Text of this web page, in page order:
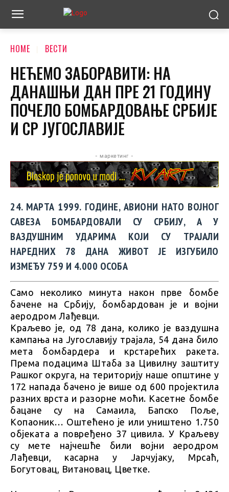
HOME ВЕСТИ
НЕЋЕМО ЗАБОРАВИТИ: НА
ДАНАШЊИ ДАН ПРЕ 21 ГОДИНУ
ПОЧЕЛО БОМБАРДОВАЊЕ СРБИЈЕ
И СР ЈУГОСЛАВИЈЕ
- маркетинг -
24. МАРТА 1999. ГОДИНЕ, АВИОНИ НАТО ВОЈНОГ
САВЕЗА БОМБАРДОВАЛИ СУ СРБИЈУ, А У
ВАЗДУШНИМ УДАРИМА КОЈИ СУ ТРАЈАЛИ
НАРЕДНИХ 78 ДАНА ЖИВОТ ЈЕ ИЗГУБИЛО
ИЗМЕЂУ 759 И 4.000 ОСОБА
Само неколико минута након прве бомбе
бачене на Србију, бомбардован је и војни
аеродром Лађевци.
Краљево је, од 78 дана, колико је ваздушна
кампања на Југославију трајала, 54 дана било
мета бомбардера и крстарећих ракета.
Према подацима Штаба за Цивилну заштиту
Рашког округа, на територију наше општине у
172 напада бачено је више од 600 пројектила
разних врста и разорне моћи. Касетне бомбе
бацане су на Самаила, Бапско Поље,
Копаоник… Оштећено је или уништено 1.750
објеката а повређено 37 цивила. У Краљеву
су мете најчешће били војни аеродром
Лађевци, касарна у Јарчујаку, Мрсаћ,
Богутовац, Витановац, Цветке.